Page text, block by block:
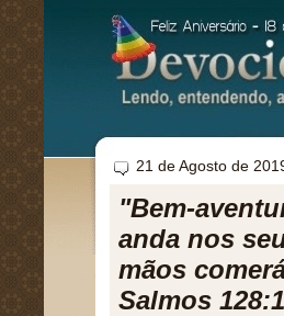
21 de Agosto de
"Bem-
anda nos
mãos
Salmos